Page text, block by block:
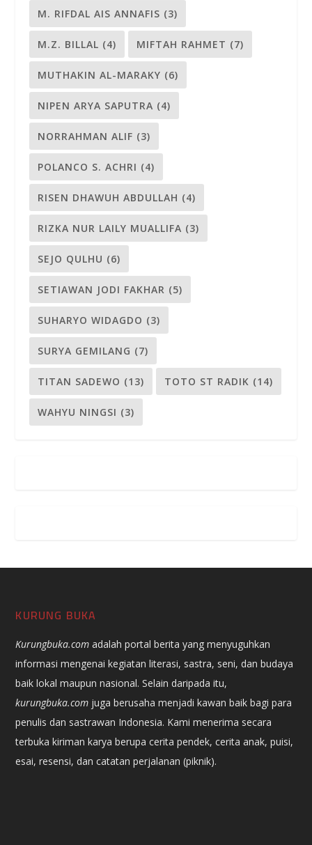
M. RIFDAL AIS ANNAFIS (3)
M.Z. BILLAL (4) MIFTAH RAHMET (7)
MUTHAKIN AL-MARAKY (6)
NIPEN ARYA SAPUTRA (4)
NORRAHMAN ALIF (3)
POLANCO S. ACHRI (4)
RISEN DHAWUH ABDULLAH (4)
RIZKA NUR LAILY MUALLIFA (3)
SEJO QULHU (6)
SETIAWAN JODI FAKHAR (5)
SUHARYO WIDAGDO (3)
SURYA GEMILANG (7)
TITAN SADEWO (13) TOTO ST RADIK (14)
WAHYU NINGSI (3)
KURUNG BUKA
Kurungbuka.com adalah portal berita yang menyuguhkan
informasi mengenai kegiatan literasi, sastra, seni, dan budaya
baik lokal maupun nasional. Selain daripada itu,
kurungbuka.com juga berusaha menjadi kawan baik bagi para
penulis dan sastrawan Indonesia. Kami menerima secara
terbuka kiriman karya berupa cerita pendek, cerita anak, puisi,
esai, resensi, dan catatan perjalanan (piknik).